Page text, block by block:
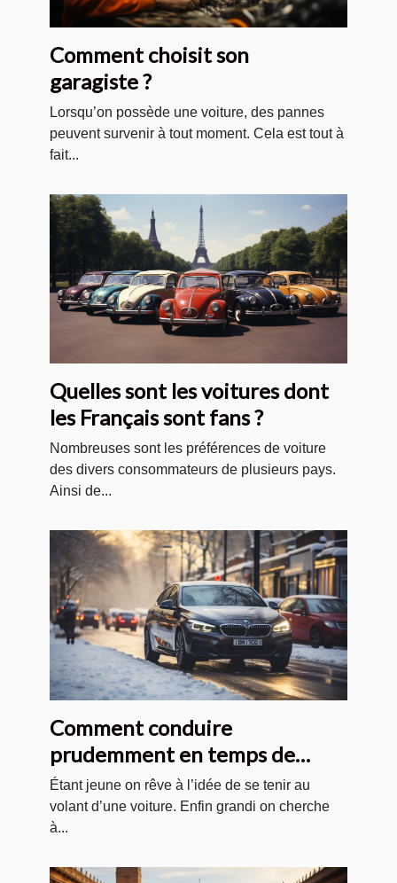
Comment choisit son
garagiste ?
Lorsqu’on possède une voiture, des pannes
peuvent survenir à tout moment. Cela est tout à
fait...
Quelles sont les voitures dont
les Français sont fans ?
Nombreuses sont les préférences de voiture
des divers consommateurs de plusieurs pays.
Ainsi de...
Comment conduire
prudemment en temps de
neige ?
Étant jeune on rêve à l’idée de se tenir au
volant d’une voiture. Enfin grandi on cherche
à...